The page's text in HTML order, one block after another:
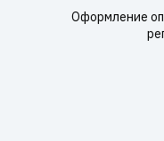
Оформление